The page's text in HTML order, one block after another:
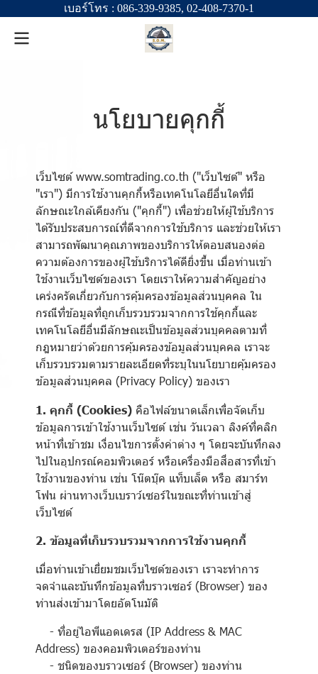
เบอร์โทร : 086-339-9385, 02-408-7370-1
นโยบายคุกกี้
เว็บไซต์ www.somtrading.co.th ("เว็บไซต์" หรือ
"เรา") มีการใช้งานคุกกี้หรือเทคโนโลยีอื่นใดที่มี
ลักษณะใกล้เคียงกัน ("คุกกี้") เพื่อช่วยให้ผู้ใช้บริการ
ได้รับประสบการณ์ที่ดีจากการใช้บริการ และช่วยให้เรา
สามารถพัฒนาคุณภาพของบริการให้ตอบสนองต่อ
ความต้องการของผู้ใช้บริการได้ดียิ่งขึ้น เมื่อท่านเข้า
ใช้งานเว็บไซต์ของเรา โดยเราให้ความสำคัญอย่าง
เคร่งครัดเกี่ยวกับการคุ้มครองข้อมูลส่วนบุคคล ใน
กรณีที่ข้อมูลที่ถูกเก็บรวบรวมจากการใช้คุกกี้และ
เทคโนโลยีอื่นมีลักษณะเป็นข้อมูลส่วนบุคคลตามที่
กฎหมายว่าด้วยการคุ้มครองข้อมูลส่วนบุคคล เราจะ
เก็บรวบรวมตามรายละเอียดที่ระบุในนโยบายคุ้มครอง
ข้อมูลส่วนบุคคล (Privacy Policy) ของเรา
1. คุกกี้ (Cookies) คือไฟล์ขนาดเล็กเพื่อจัดเก็บ
ข้อมูลการเข้าใช้งานเว็บไซต์ เช่น วันเวลา ลิงค์ที่คลิก
หน้าที่เข้าชม เงื่อนไขการตั้งค่าต่าง ๆ โดยจะบันทึกลง
ไปในอุปกรณ์คอมพิวเตอร์ หรือเครื่องมือสื่อสารที่เข้า
ใช้งานของท่าน เช่น โน๊ตบุ๊ค แท็บเล็ต หรือ สมาร์ท
โฟน ผ่านทางเว็บเบราว์เซอร์ในขณะที่ท่านเข้าสู่
เว็บไซต์
2. ข้อมูลที่เก็บรวบรวมจากการใช้งานคุกกี้
เมื่อท่านเข้าเยี่ยมชมเว็บไซต์ของเรา เราจะทำการ
จดจำและบันทึกข้อมูลที่บราวเซอร์ (Browser) ของ
ท่านส่งเข้ามาโดยอัตโนมัติ
- ที่อยู่ไอพีแอดเดรส (IP Address & MAC
Address) ของคอมพิวเตอร์ของท่าน
- ชนิดของบราวเซอร์ (Browser) ของท่าน